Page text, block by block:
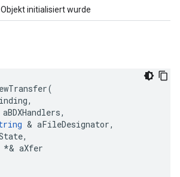
initialisiert wurde
(
,
aBDXHandlers,
& aFileDesignator,
,
*& aXfer